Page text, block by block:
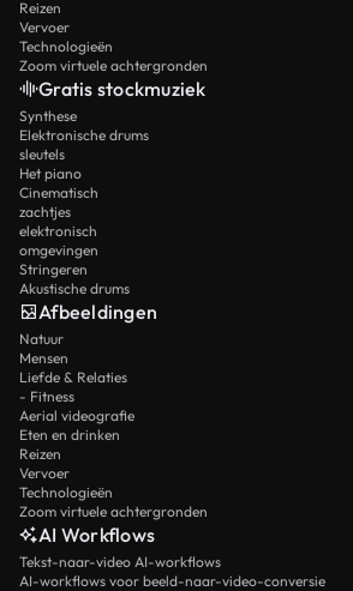
Reizen
Vervoer
Technologieën
Zoom virtuele achtergronden
Gratis stockmuziek
Synthese
Elektronische drums
sleutels
Het piano
Cinematisch
zachtjes
elektronisch
omgevingen
Stringeren
Akustische drums
Afbeeldingen
Natuur
Mensen
Liefde & Relaties
- Fitness
Aerial videografie
Eten en drinken
Reizen
Vervoer
Technologieën
Zoom virtuele achtergronden
AI Workflows
Tekst-naar-video AI-workflows
AI-workflows voor beeld-naar-video-conversie